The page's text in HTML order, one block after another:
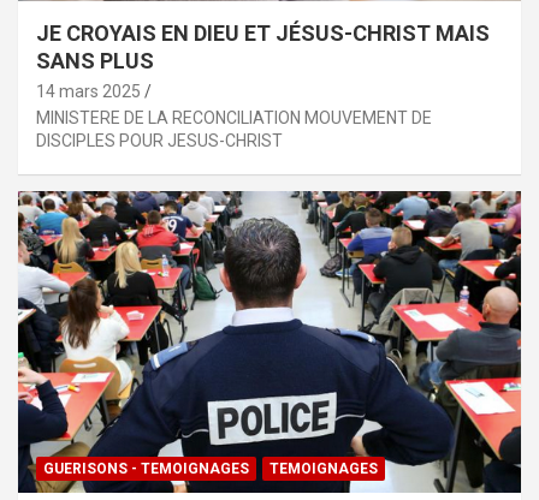
JE CROYAIS EN DIEU ET JÉSUS-CHRIST MAIS
SANS PLUS
14 mars 2025
MINISTERE DE LA RECONCILIATION MOUVEMENT DE
DISCIPLES POUR JESUS-CHRIST
GUERISONS - TEMOIGNAGES TEMOIGNAGES